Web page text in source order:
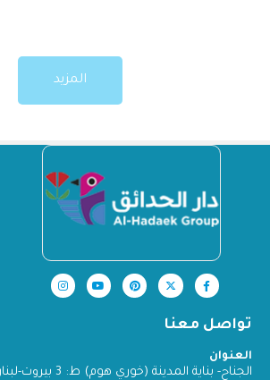
المزيد
تواصل معنا
العنوان
الجناح- بناية المدينة (خوري هوم) ط: 3 بيروت-لبنان